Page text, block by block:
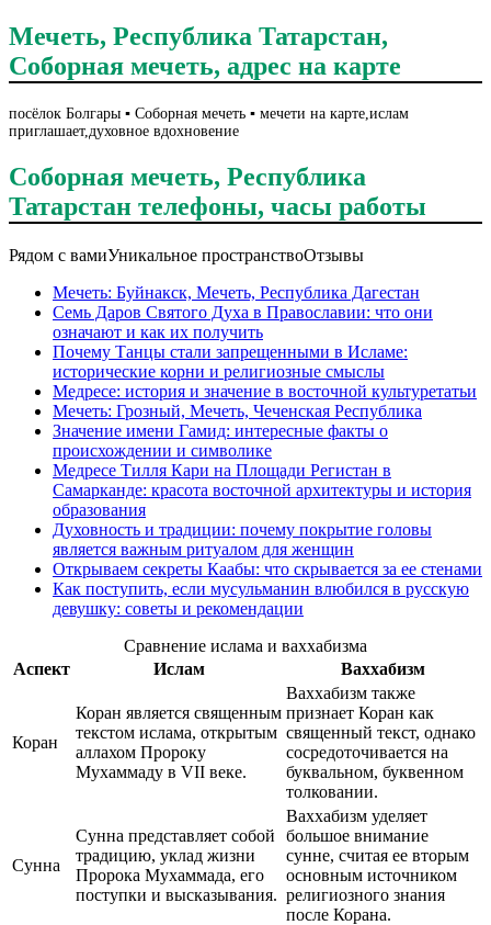
Мечеть, Республика Татарстан,
Соборная мечеть, адрес на карте
посёлок Болгары ▪️ Соборная мечеть ▪️ мечети на карте,ислам
приглашает,духовное вдохновение
Соборная мечеть, Республика
Татарстан телефоны, часы работы
Рядом с вамиУникальное пространствоОтзывы
Мечеть: Буйнакск, Мечеть, Республика Дагестан
Семь Даров Святого Духа в Православии: что они
означают и как их получить
Почему Танцы стали запрещенными в Исламе:
исторические корни и религиозные смыслы
Медресе: история и значение в восточной культуретатьи
Мечеть: Грозный, Мечеть, Чеченская Республика
Значение имени Гамид: интересные факты о
происхождении и символике
Медресе Тилля Кари на Площади Регистан в
Самарканде: красота восточной архитектуры и история
образования
Духовность и традиции: почему покрытие головы
является важным ритуалом для женщин
Открываем секреты Каабы: что скрывается за ее стенами
Как поступить, если мусульманин влюбился в русскую
девушку: советы и рекомендации
Сравнение ислама и ваххабизма
Аспект
Ислам Ваххабизм
Коран
Коран является священным
текстом ислама, открытым
аллахом Пророку
Мухаммаду в VII веке.
Ваххабизм также
признает Коран как
священный текст, однако
сосредоточивается на
буквальном, буквенном
толковании.
Сунна
Сунна представляет собой
традицию, уклад жизни
Пророка Мухаммада, его
поступки и высказывания.
Ваххабизм уделяет
большое внимание
сунне, считая ее вторым
основным источником
религиозного знания
после Корана.